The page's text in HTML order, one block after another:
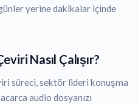
yerine dakikalar içinde
Nasıl Çalışır?
süreci, sektör lideri konuşma
audio dosyanızı